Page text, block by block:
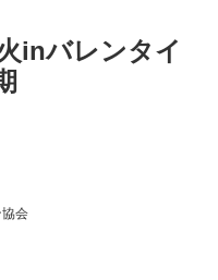
inバレンタイ
会